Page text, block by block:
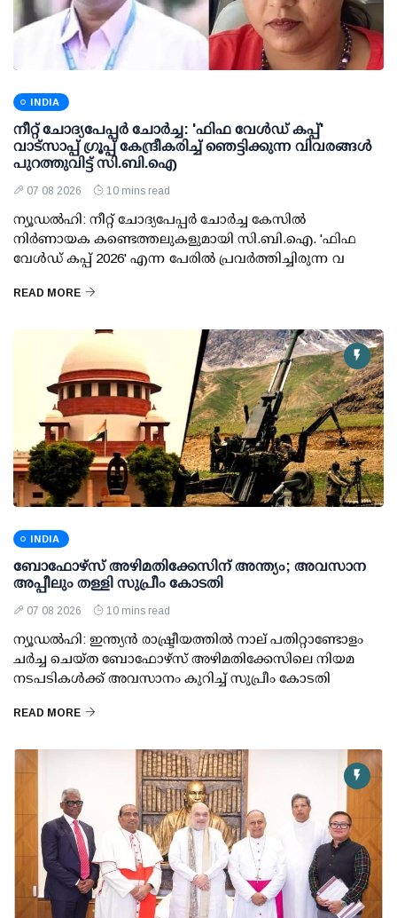
INDIA
നീറ്റ് ചോദ്യപേപ്പര്‍ ചോര്‍ച്ച: 'ഫിഫ വേള്‍ഡ് കപ്പ്'
വാട്സാപ്പ് ഗ്രൂപ്പ് കേന്ദ്രീകരിച്ച് ഞെട്ടിക്കുന്ന വിവരങ്ങള്‍
പുറത്തുവിട്ട് സി.ബി.ഐ
07 08 2026 10 mins read
ന്യൂഡല്‍ഹി: നീറ്റ് ചോദ്യപേപ്പര്‍ ചോര്‍ച്ച കേസില്‍
നിര്‍ണായക കണ്ടെത്തലുകളുമായി സി.ബി.ഐ. 'ഫിഫ
വേള്‍ഡ് കപ്പ് 2026' എന്ന പേരില്‍ പ്രവര്‍ത്തിച്ചിരുന്ന വ
READ MORE
INDIA
ബോഫോഴ്സ് അഴിമതിക്കേസിന് അന്ത്യം; അവസാന
അപ്പീലും തള്ളി സുപ്രീം കോടതി
07 08 2026 10 mins read
ന്യൂഡല്‍ഹി: ഇന്ത്യന്‍ രാഷ്ട്രീയത്തില്‍ നാല് പതിറ്റാണ്ടോളം
ചര്‍ച്ച ചെയ്ത ബോഫോഴ്സ് അഴിമതിക്കേസിലെ നിയമ
നടപടികള്‍ക്ക് അവസാനം കുറിച്ച് സുപ്രീം കോടതി
READ MORE